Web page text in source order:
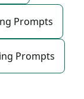
Prompts
Prompts